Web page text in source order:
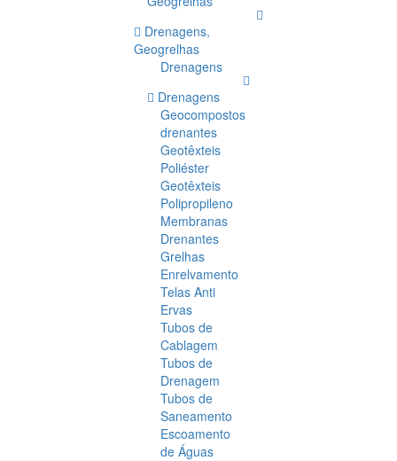
Drenagens,
Geogrelhas
Drenagens
Drenagens
Geocompostos
drenantes
Geotêxteis
Poliéster
Geotêxteis
Polipropileno
Membranas
Drenantes
Grelhas
Enrelvamento
Telas Anti
Ervas
Tubos de
Cablagem
Tubos de
Drenagem
Tubos de
Saneamento
Escoamento
de Águas